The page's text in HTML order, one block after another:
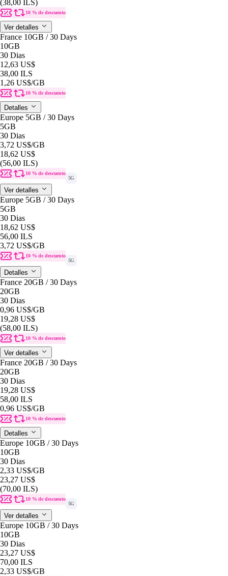
(38,00 ILS)
10 % de descuento
Ver detalles
France 10GB / 30 Days
10GB
30 Dias
12,63 US$
38,00 ILS
1,26 US$/GB
10 % de descuento
Detalles
Europe 5GB / 30 Days
5GB
30 Dias
3,72 US$/GB
18,62 US$
(56,00 ILS)
10 % de descuento
5G
Ver detalles
Europe 5GB / 30 Days
5GB
30 Dias
18,62 US$
56,00 ILS
3,72 US$/GB
10 % de descuento
5G
Detalles
France 20GB / 30 Days
20GB
30 Dias
0,96 US$/GB
19,28 US$
(58,00 ILS)
10 % de descuento
Ver detalles
France 20GB / 30 Days
20GB
30 Dias
19,28 US$
58,00 ILS
0,96 US$/GB
10 % de descuento
Detalles
Europe 10GB / 30 Days
10GB
30 Dias
2,33 US$/GB
23,27 US$
(70,00 ILS)
10 % de descuento
5G
Ver detalles
Europe 10GB / 30 Days
10GB
30 Dias
23,27 US$
70,00 ILS
2,33 US$/GB